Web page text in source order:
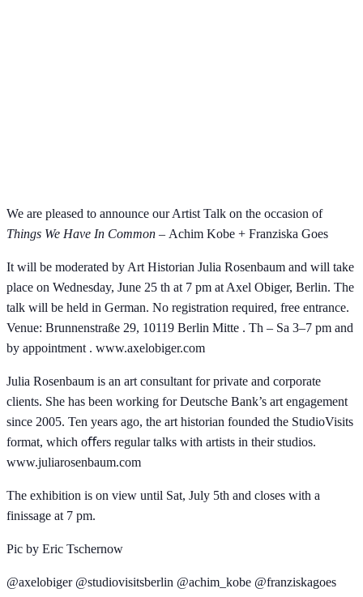
We are pleased to announce our Artist Talk on the occasion of
Things We Have In Common – Achim Kobe + Franziska Goes
It will be moderated by Art Historian Julia Rosenbaum and will take
place on Wednesday, June 25 th at 7 pm at Axel Obiger, Berlin. The
talk will be held in German. No registration required, free entrance.
Venue: Brunnenstraße 29, 10119 Berlin Mitte . Th – Sa 3–7 pm and
by appointment . www.axelobiger.com
Julia Rosenbaum is an art consultant for private and corporate
clients. She has been working for Deutsche Bank’s art engagement
since 2005. Ten years ago, the art historian founded the StudioVisits
format, which oﬀers regular talks with artists in their studios.
www.juliarosenbaum.com
The exhibition is on view until Sat, July 5th and closes with a
finissage at 7 pm.
Pic by Eric Tschernow
@axelobiger @studiovisitsberlin @achim_kobe @franziskagoes